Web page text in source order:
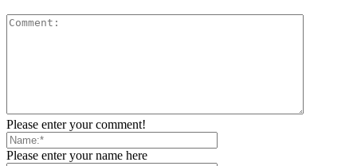
Please enter your comment!
Please enter your name here